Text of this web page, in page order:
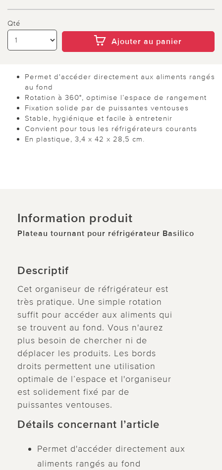
Qté
Ajouter au panier
Permet d'accéder directement aux aliments rangés
au fond
Rotation à 360°, optimise l’espace de rangement
Fixation solide par de puissantes ventouses
Stable, hygiénique et facile à entretenir
Convient pour tous les réfrigérateurs courants
En plastique, 3,4 x 42 x 28,5 cm.
Information produit
Plateau tournant pour réfrigérateur Basilico
Descriptif
Cet organiseur de réfrigérateur est
très pratique. Une simple rotation
suffit pour accéder aux aliments qui
se trouvent au fond. Vous n'aurez
plus besoin de chercher ni de
déplacer les produits. Les bords
droits permettent une utilisation
optimale de l’espace et l'organiseur
est solidement fixé par de
puissantes ventouses.
Détails concernant l’article
Permet d'accéder directement aux
aliments rangés au fond